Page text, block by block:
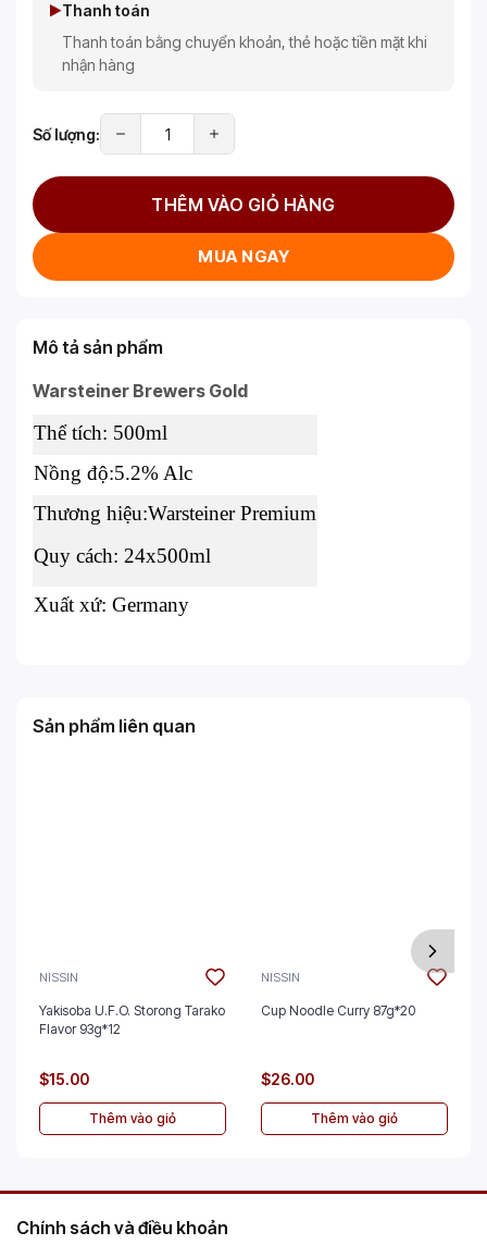
Thanh toán
Thanh toán bằng chuyển khoản, thẻ hoặc tiền mặt khi
nhận hàng
Số lượng:
THÊM VÀO GIỎ HÀNG
MUA NGAY
Mô tả sản phẩm
Warsteiner Brewers Gold
Thể tích: 500ml
Nồng độ:5.2% Alc
Thương hiệu:Warsteiner Premium
Quy cách: 24x500ml
Xuất xứ: Germany
Sản phẩm liên quan
NISSIN
Yakisoba U.F.O. Storong Tarako
Flavor 93g*12
$15.00
Thêm vào giỏ
NISSIN
Cup Noodle Curry 87g*20
$26.00
Thêm vào giỏ
Chính sách và điều khoản